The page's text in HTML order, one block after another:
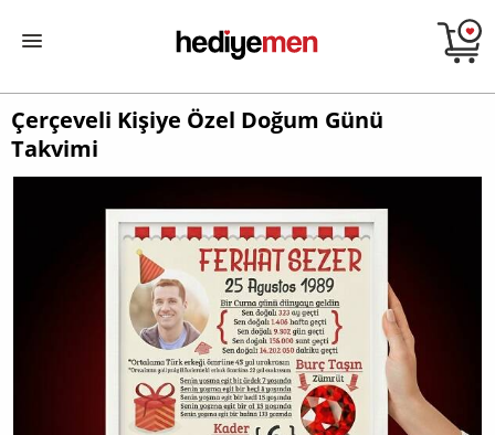
Çerçeveli Kişiye Özel Doğum Günü
Takvimi